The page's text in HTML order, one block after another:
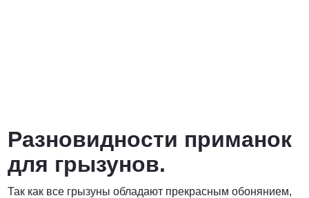
Разновидности приманок
для грызунов.
Так как все грызуны обладают прекрасным обонянием,